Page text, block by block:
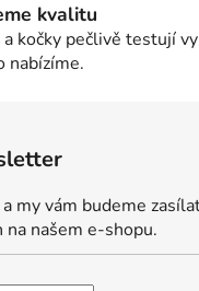
kvalitu
kočky pečlivě testují
nabízíme.
my vám budeme
na našem e-shopu.